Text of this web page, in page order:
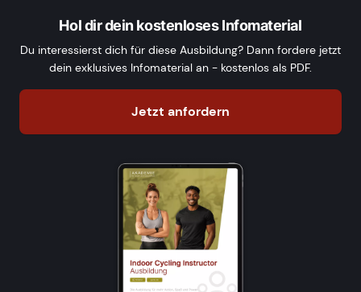
Hol dir dein kostenloses Infomaterial
Du interessierst dich für diese Ausbildung? Dann fordere jetzt
dein exklusives Infomaterial an - kostenlos als PDF.
Jetzt anfordern